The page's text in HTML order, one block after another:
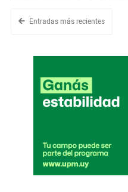
Entradas más recientes